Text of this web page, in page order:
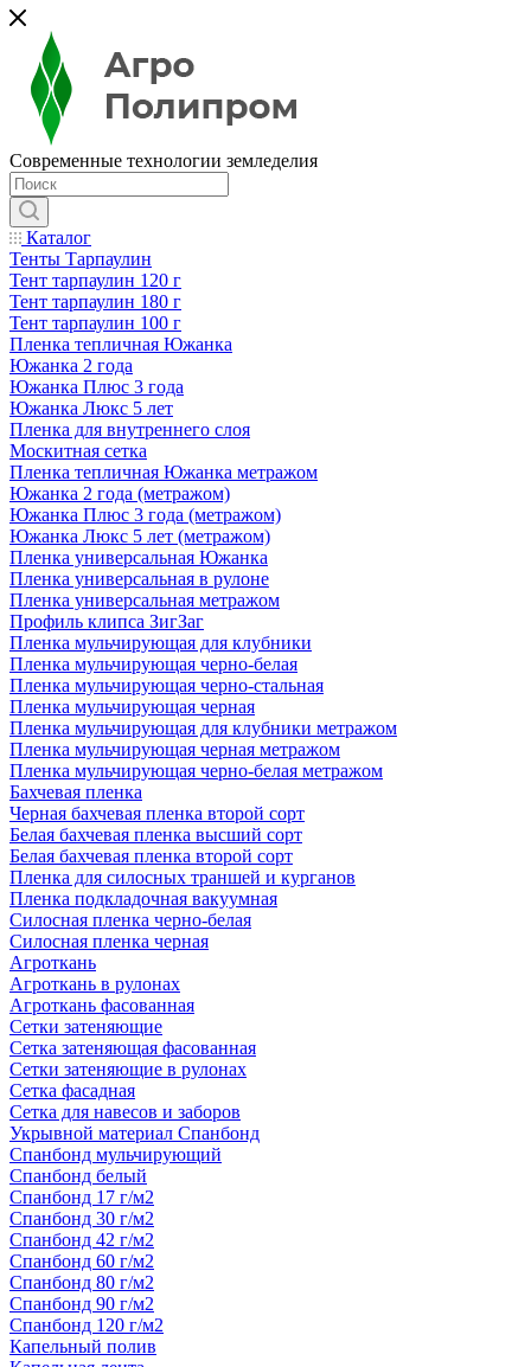
Современные технологии земледелия
Каталог
Тенты Тарпаулин
Тент тарпаулин 120 г
Тент тарпаулин 180 г
Тент тарпаулин 100 г
Пленка тепличная Южанка
Южанка 2 года
Южанка Плюс 3 года
Южанка Люкс 5 лет
Пленка для внутреннего слоя
Москитная сетка
Пленка тепличная Южанка метражом
Южанка 2 года (метражом)
Южанка Плюс 3 года (метражом)
Южанка Люкс 5 лет (метражом)
Пленка универсальная Южанка
Пленка универсальная в рулоне
Пленка универсальная метражом
Профиль клипса ЗигЗаг
Пленка мульчирующая для клубники
Пленка мульчирующая черно-белая
Пленка мульчирующая черно-стальная
Пленка мульчирующая черная
Пленка мульчирующая для клубники метражом
Пленка мульчирующая черная метражом
Пленка мульчирующая черно-белая метражом
Бахчевая пленка
Черная бахчевая пленка второй сорт
Белая бахчевая пленка высший сорт
Белая бахчевая пленка второй сорт
Пленка для силосных траншей и курганов
Пленка подкладочная вакуумная
Силосная пленка черно-белая
Силосная пленка черная
Агроткань
Агроткань в рулонах
Агроткань фасованная
Сетки затеняющие
Сетка затеняющая фасованная
Сетки затеняющие в рулонах
Сетка фасадная
Сетка для навесов и заборов
Укрывной материал Спанбонд
Спанбонд мульчирующий
Спанбонд белый
Спанбонд 17 г/м2
Спанбонд 30 г/м2
Спанбонд 42 г/м2
Спанбонд 60 г/м2
Спанбонд 80 г/м2
Спанбонд 90 г/м2
Спанбонд 120 г/м2
Капельный полив